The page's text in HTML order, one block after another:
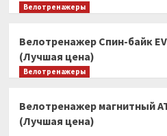
Велотренажеры
Велотренажер Спин-байк
(Лучшая цена)
Велотренажеры
Велотренажер магнитный
(Лучшая цена)